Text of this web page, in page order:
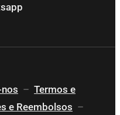
– Termos e
e Reembolsos –